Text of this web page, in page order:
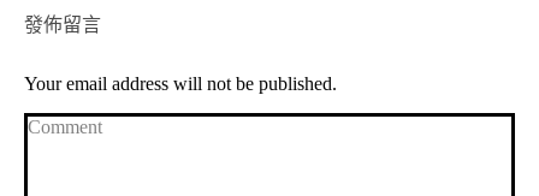
發佈留言
Your email address will not be published.
Comment